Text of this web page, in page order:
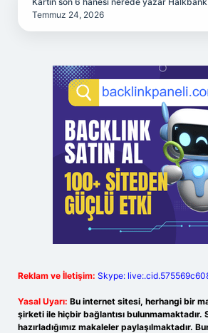
Temmuz 24, 2026
Reklam ve İletişim: Skype:
Yasal Uyarı: Bu internet sitesi, herhangi bir
şirketi ile hiçbir bağlantısı bulunmamaktadır.
hazırladığımız makaleler paylaşılmaktadır.